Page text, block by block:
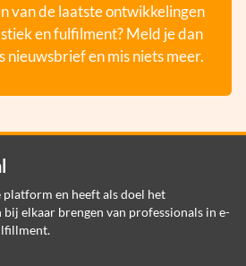
van de laatste ontwikkelingen
en fulfilment? Meld je dan
nieuwsbrief en mis niets meer.
en heeft als doel het
elkaar brengen van professionals in e-